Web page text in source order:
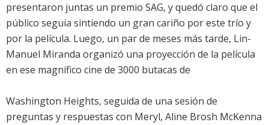
presentaron juntas un premio SAG, y quedó claro que el
público seguía sintiendo un gran cariño por este trío y
por la película. Luego, un par de meses más tarde, Lin-
Manuel Miranda organizó una proyección de la película
en ese magnífico cine de 3000 butacas de
Washington Heights, seguida de una sesión de
preguntas y respuestas con Meryl, Aline Brosh McKenna